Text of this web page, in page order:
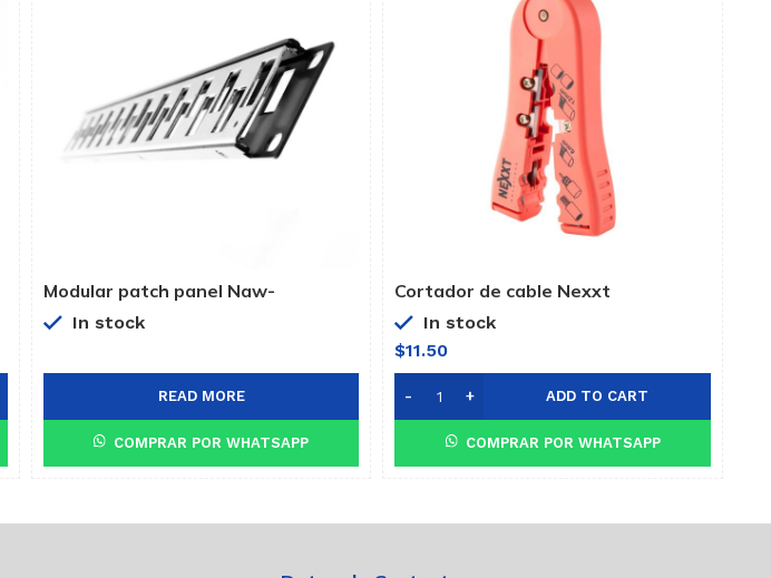
Modular patch panel Naw-
PNEL6A24
In stock
READ MORE
COMPRAR POR WHATSAPP
Cortador de cable Nexxt
In stock
$11.50
ADD TO CART
COMPRAR POR WHATSAPP